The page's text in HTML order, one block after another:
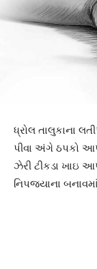
ધ્રોલ તાલુકાના
પીવા અંગે ઠપકો
ઝેરી ટીકડા ખાઇ
નિપજ્યાના